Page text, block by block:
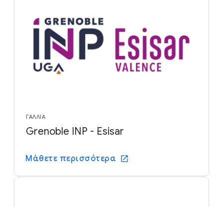
ΓΑΛΛΊΑ
Grenoble INP - Esisar
Μάθετε περισσότερα